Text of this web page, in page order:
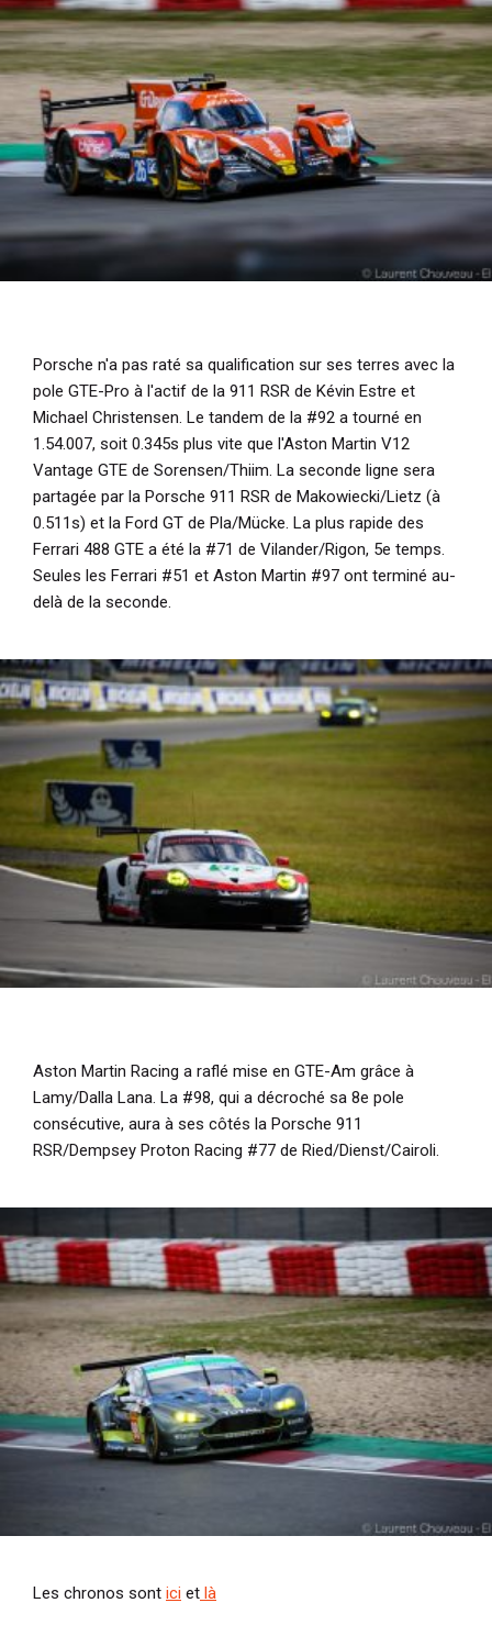
Porsche n'a pas raté sa qualification sur ses terres avec la
pole GTE-Pro à l'actif de la 911 RSR de Kévin Estre et
Michael Christensen. Le tandem de la #92 a tourné en
1.54.007, soit 0.345s plus vite que l'Aston Martin V12
Vantage GTE de Sorensen/Thiim. La seconde ligne sera
partagée par la Porsche 911 RSR de Makowiecki/Lietz (à
0.511s) et la Ford GT de Pla/Mücke. La plus rapide des
Ferrari 488 GTE a été la #71 de Vilander/Rigon, 5e temps.
Seules les Ferrari #51 et Aston Martin #97 ont terminé au-
delà de la seconde.
Aston Martin Racing a raflé mise en GTE-Am grâce à
Lamy/Dalla Lana. La #98, qui a décroché sa 8e pole
consécutive, aura à ses côtés la Porsche 911
RSR/Dempsey Proton Racing #77 de Ried/Dienst/Cairoli.
Les chronos sont ici et là